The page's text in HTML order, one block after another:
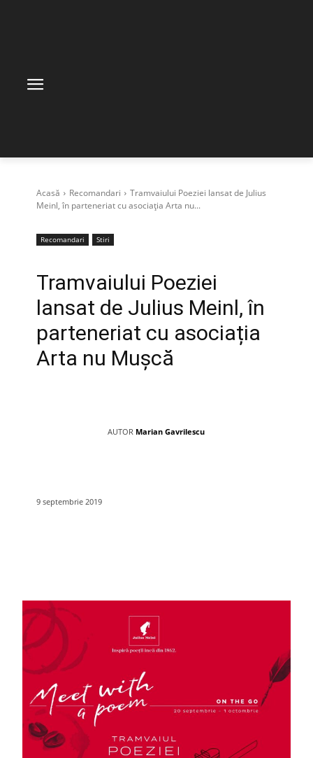
Acasă Recomandari
Tramvaiului Poeziei lansat de Julius
Meinl, în parteneriat cu asociația Arta nu...
Recomandari Stiri
Tramvaiului Poeziei
lansat de Julius Meinl, în
parteneriat cu asociația
Arta nu Mușcă
AUTOR Marian Gavrilescu
9 septembrie 2019